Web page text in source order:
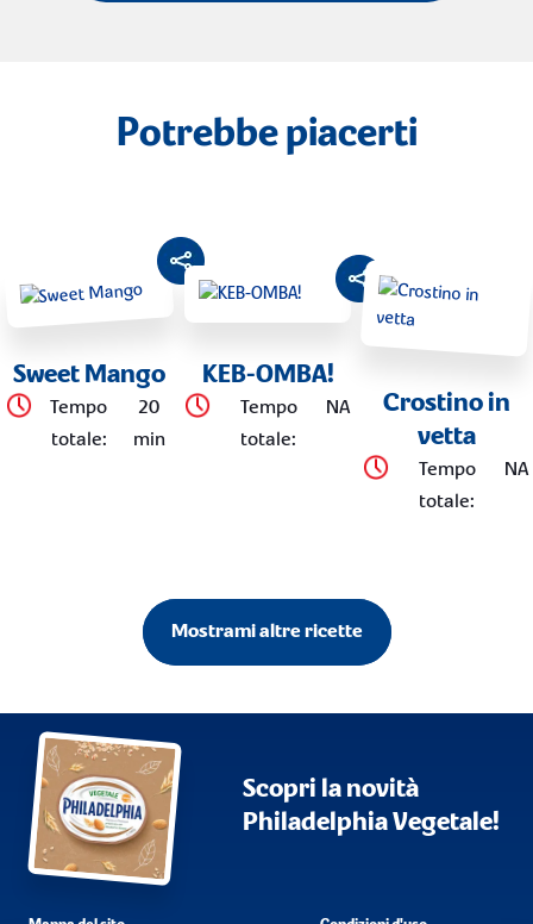
Potrebbe piacerti
Sweet Mango
Tempo
totale:
20
min
KEB-OMBA!
Tempo
totale:
NA
Crostino in
vetta
Tempo
totale:
NA
Mostrami altre ricette
Scopri la novità
Philadelphia Vegetale!